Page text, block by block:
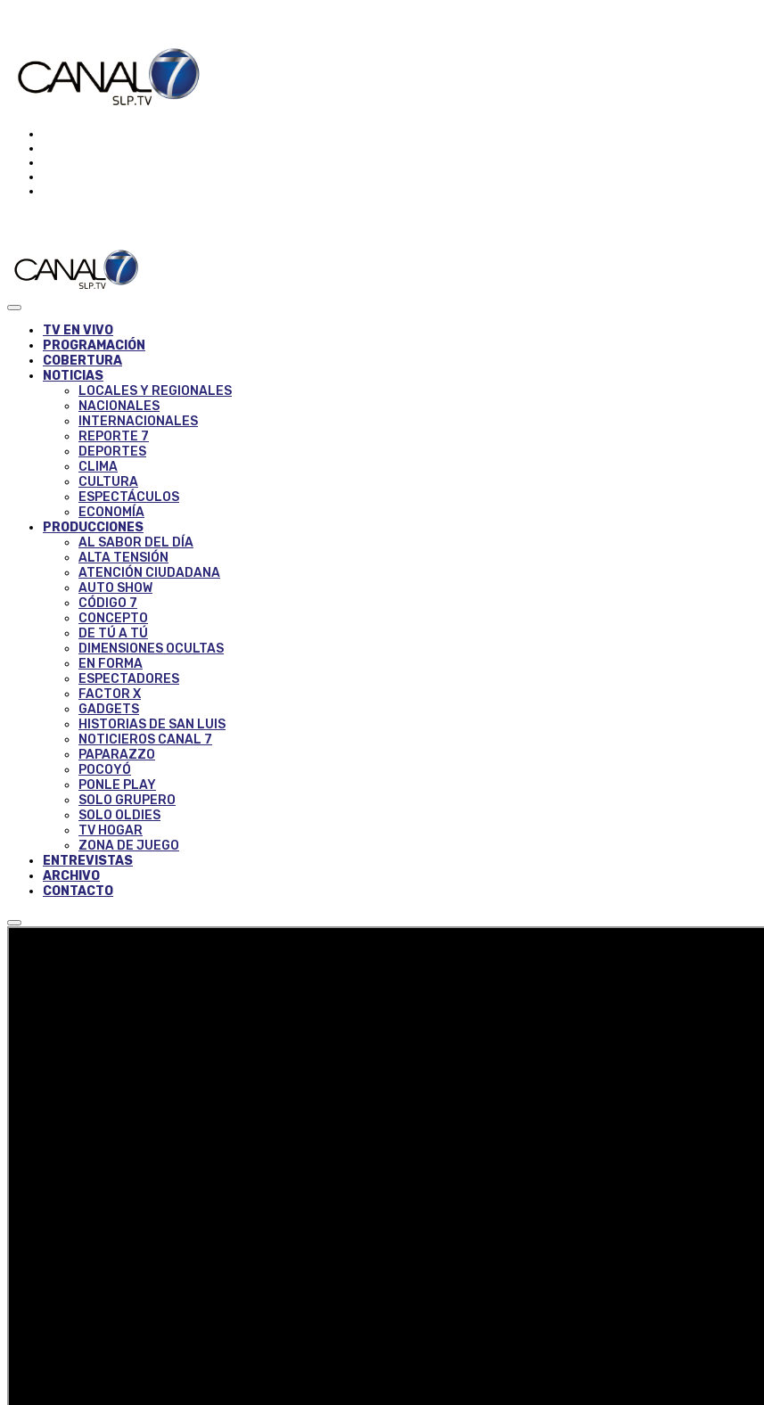
TV EN VIVO
PROGRAMACIÓN
COBERTURA
NOTICIAS
LOCALES Y REGIONALES
NACIONALES
INTERNACIONALES
REPORTE 7
DEPORTES
CLIMA
CULTURA
ESPECTÁCULOS
ECONOMÍA
PRODUCCIONES
AL SABOR DEL DÍA
ALTA TENSIÓN
ATENCIÓN CIUDADANA
AUTO SHOW
CÓDIGO 7
CONCEPTO
DE TÚ A TÚ
DIMENSIONES OCULTAS
EN FORMA
ESPECTADORES
FACTOR X
GADGETS
HISTORIAS DE SAN LUIS
NOTICIEROS CANAL 7
PAPARAZZO
POCOYÓ
PONLE PLAY
SOLO GRUPERO
SOLO OLDIES
TV HOGAR
ZONA DE JUEGO
ENTREVISTAS
ARCHIVO
CONTACTO